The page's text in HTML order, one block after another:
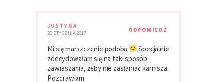
JUSTYNA
29 STYCZNIA 2017
ODPOWIEDZ
Mi się marszczenie podoba
Specjalnie
zdecydowałam się na taki sposób
zawieszania, żeby nie zasłaniać karnisza.
Pozdrawiam